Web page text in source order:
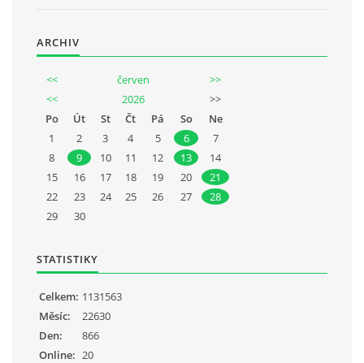
ARCHIV
<< červen
>>
<<
2026
>>
Po
Út St Čt Pá So
Ne
1
2 3 4 5 6
7
8
9 10 11 12 13
14
15
16 17 18 19 20
21
22
23 24 25 26 27
28
29
30
STATISTIKY
Online: 20
Celkem: 1131563
Měsíc:
22630
Den:
866